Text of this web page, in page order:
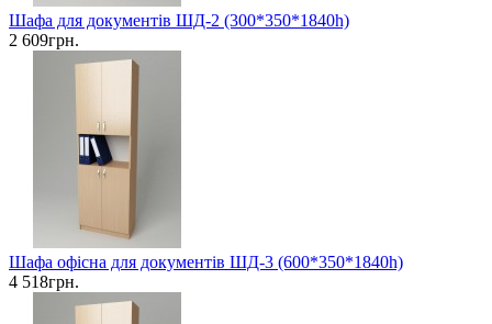
Шафа для документів ШД-2 (300*350*1840h)
2 609грн.
Шафа офісна для документів ШД-3 (600*350*1840h)
4 518грн.